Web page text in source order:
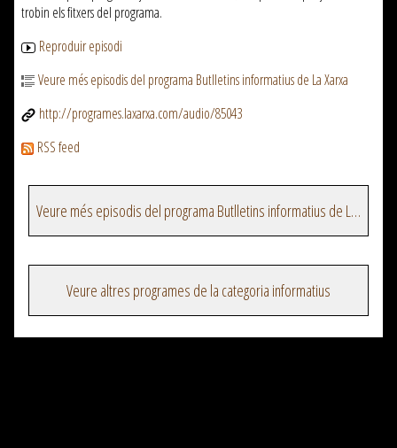
trobin els fitxers del programa.
Reproduir episodi
Veure més episodis del programa Butlletins informatius de La Xarxa
http://programes.laxarxa.com/audio/85043
RSS feed
Veure més episodis del programa Butlletins informatius de La Xarxa
Veure altres programes de la categoria informatius